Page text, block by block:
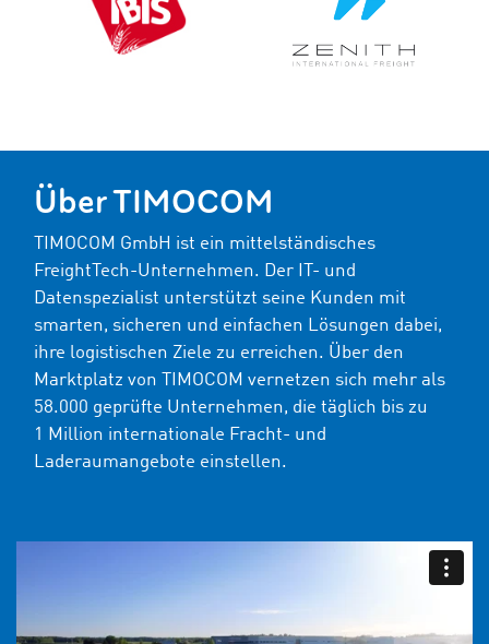
Über TIMOCOM
TIMOCOM GmbH ist ein mittelständisches
FreightTech-Unternehmen. Der IT- und
Datenspezialist unterstützt seine Kunden mit
smarten, sicheren und einfachen Lösungen dabei,
ihre logistischen Ziele zu erreichen. Über den
Marktplatz von TIMOCOM vernetzen sich mehr als
58.000 geprüfte Unternehmen, die täglich bis zu
1 Million internationale Fracht- und
Laderaumangebote einstellen.